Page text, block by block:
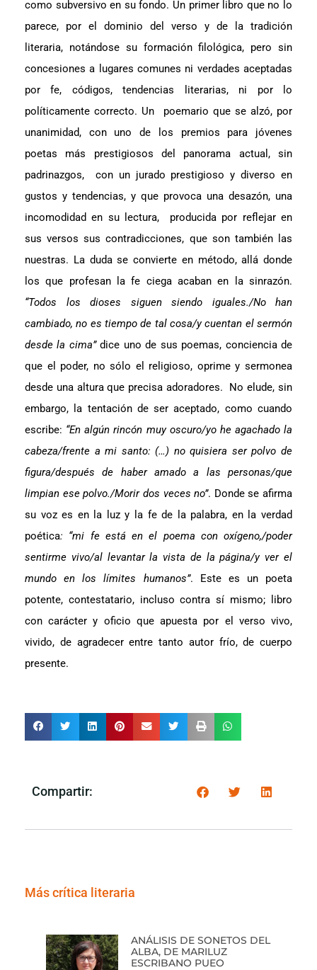
como subversivo en su fondo. Un primer libro que no lo
parece, por el dominio del verso y de la tradición
literaria, notándose su formación filológica, pero sin
concesiones a lugares comunes ni verdades aceptadas
por fe, códigos, tendencias literarias, ni por lo
políticamente correcto. Un poemario que se alzó, por
unanimidad, con uno de los premios para jóvenes
poetas más prestigiosos del panorama actual, sin
padrinazgos, con un jurado prestigioso y diverso en
gustos y tendencias, y que provoca una desazón, una
incomodidad en su lectura, producida por reflejar en
sus versos sus contradicciones, que son también las
nuestras. La duda se convierte en método, allá donde
los que profesan la fe ciega acaban en la sinrazón.
“Todos los dioses siguen siendo iguales./No han
cambiado, no es tiempo de tal cosa/y cuentan el sermón
desde la cima”dice uno de sus poemas, conciencia de
que el poder, no sólo el religioso, oprime y sermonea
desde una altura que precisa adoradores. No elude, sin
embargo, la tentación de ser aceptado, como cuando
escribe: “En algún rincón muy oscuro/yo he agachado la
cabeza/frente a mi santo: (…) no quisiera ser polvo de
figura/después de haber amado a las personas/que
limpian ese polvo./Morir dos veces no”. Donde se afirma
su voz es en la luz y la fe de la palabra, en la verdad
poética: “mi fe está en el poema con oxígeno,/poder
sentirme vivo/al levantar la vista de la página/y ver el
mundo en los límites humanos”. Este es un poeta
potente, contestatario, incluso contra sí mismo; libro
con carácter y oficio que apuesta por el verso vivo,
vivido, de agradecer entre tanto autor frío, de cuerpo
presente.
Compartir:
Más crítica literaria
ANÁLISIS DE SONETOS DEL
ALBA, DE MARILUZ
ESCRIBANO PUEO